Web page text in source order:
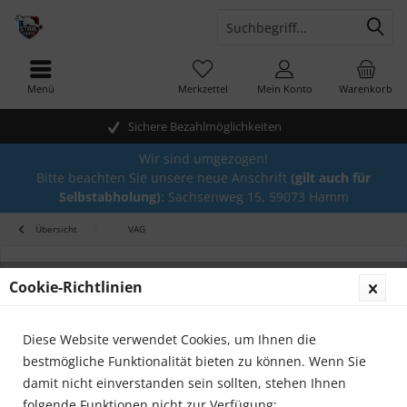
Sichere Bezahlmöglichkeiten
Warenkorb
Merkzettel Mein Konto
Menü
Wir sind umgezogen!
Bitte beachten Sie unsere neue Anschrift (gilt auch für
Selbstabholung): Sachsenweg 15, 59073 Hamm
Übersicht VAG
Cookie-Richtlinien
Diese Website verwendet Cookies, um Ihnen die
bestmögliche Funktionalität bieten zu können. Wenn Sie
damit nicht einverstanden sein sollten, stehen Ihnen